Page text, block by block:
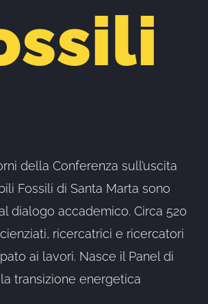
della Conferenza sull’uscita
Fossili di Santa Marta sono
dialogo accademico. Circa 520
ricercatrici e ricercatori
ai lavori. Nasce il Panel di
transizione energetica